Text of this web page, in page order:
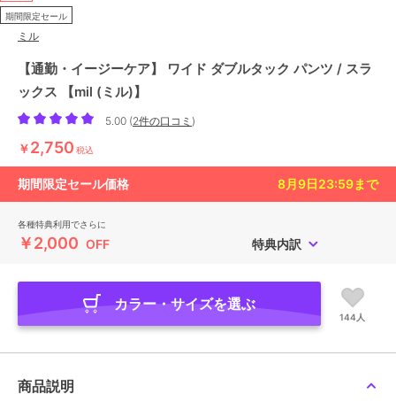
期間限定セール
ミル
【通勤・イージーケア】 ワイド ダブルタック パンツ / スラ
ックス 【mil (ミル)】
5.00 (2件の口コミ )
￥2,750 税込
期間限定セール価格 8月9日23:59まで
各種特典利用でさらに
￥2,000 OFF 特典内訳
カラー・サイズを選ぶ
144人
商品説明